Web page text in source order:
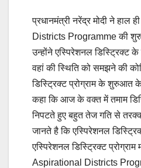
प्रधानमंत्री नरेंद्र मोदी ने हाल
Districts Programme की
उन्होंने एस्पिरेशनल डिस्ट्रिक्ट
वहां की स्थिति को समझने की
डिस्ट्रिक्ट प्रोग्राम के शुरुआत
कहा कि आज के वक्त में तमाम
निपटते हुए बहुत तेज गति से
जानते है कि एस्पिरेशनल
एस्पिरेशनल डिस्ट्रिक्ट
Aspirational Districts